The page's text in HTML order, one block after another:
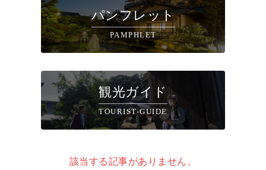
パンフレット
PAMPHLET
観光ガイド
TOURIST-GUIDE
該当する記事がありません。